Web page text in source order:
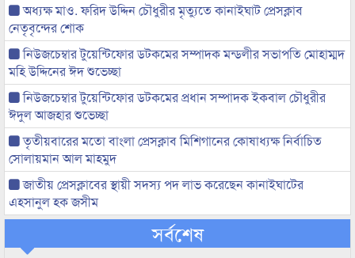
অধ্যক্ষ মাও. ফরিদ উদ্দিন চৌধুরীর মৃত্যুতে কানাইঘাট প্রেসক্লাব
নেতৃবৃন্দের শোক
নিউজচেম্বার টুয়েন্টিফোর ডটকমের সম্পাদক মন্ডলীর সভাপতি মোহাম্মদ
মহি উদ্দিনের ঈদ শুভেচ্ছা
নিউজচেম্বার টুয়েন্টিফোর ডটকমের প্রধান সম্পাদক ইকবাল চৌধুরীর
ঈদুল আজহার শুভেচ্ছা
তৃতীয়বারের মতো বাংলা প্রেসক্লাব মিশিগানের কোষাধ্যক্ষ নির্বাচিত
সোলায়মান আল মাহমুদ
জাতীয় প্রেসক্লাবের স্থায়ী সদস্য পদ লাভ করেছেন কানাইঘাটের
এহসানুল হক জসীম
সর্বশেষ